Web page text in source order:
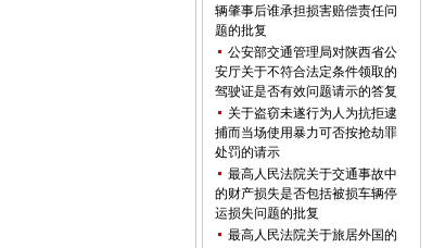
辆肇事后谁承担损害赔偿责任问
题的批复
公安部交通管理局对陕西省公
安厅关于不符合法定条件领取的
驾驶证是否有效问题请示的答复
关于盗窃未遂行为人为抗拒逮
捕而当场使用暴力可否按抢劫罪
处罚的请示
最高人民法院关于交通事故中
的财产损失是否包括被损车辆停
运损失问题的批复
最高人民法院关于旅居外国的